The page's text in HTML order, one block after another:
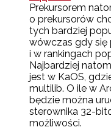
Prekursorem
o prekursorów
tych bardziej
wówczas gdy się
i w rankingach
Najbardziej
jest w KaOS,
multilib. O ile w
będzie można
sterownika 32-
możliwości.